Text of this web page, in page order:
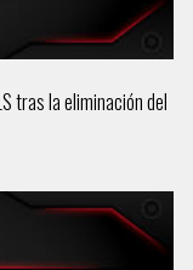
tras la eliminación del